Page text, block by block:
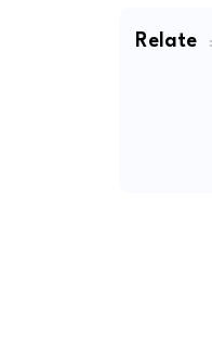
Relate